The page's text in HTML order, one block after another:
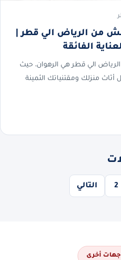
من الرياض الي قطر |
الي قطر هي الرهوان، حيث
منزلك ومقتنياتك الثمينة
2 التالي
أخرى